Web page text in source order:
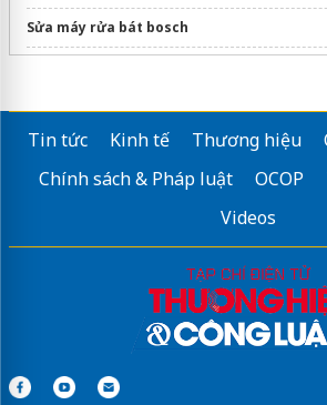
Sửa máy rửa bát bosch
Dịch vụIn ấn quận 7chất lượng
Tin tức Kinh tế Thương hiệu
Chính sách & Pháp luật
OCOP
Videos